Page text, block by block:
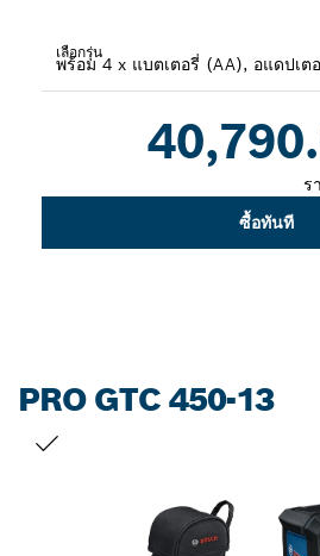
เลือกรุ่น
ร
ซื้อทันที
PRO GTC 450-13